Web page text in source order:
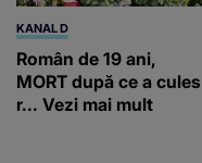
KANAL D
Român de 19 ani,
MORT după ce a cules
r... Vezi mai mult